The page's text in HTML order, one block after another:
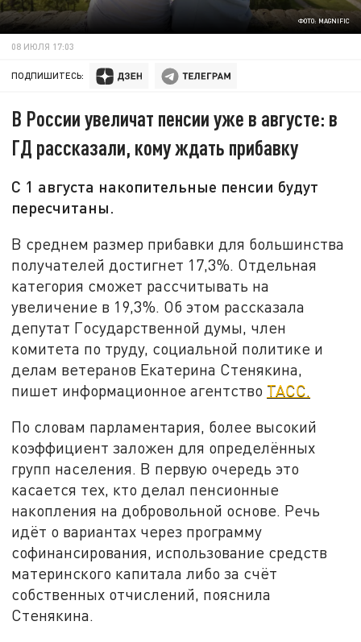
ФОТО: MAGNIFIC
08 ИЮЛЯ 17:03
ПОДПИШИТЕСЬ:
В России увеличат пенсии уже в августе: в
ГД рассказали, кому ждать прибавку
С 1 августа накопительные пенсии будут
пересчитаны.
В среднем размер прибавки для большинства
получателей достигнет 17,3%. Отдельная
категория сможет рассчитывать на
увеличение в 19,3%. Об этом рассказала
депутат Государственной думы, член
комитета по труду, социальной политике и
делам ветеранов Екатерина Стенякина,
пишет информационное агентство ТАСС.
По словам парламентария, более высокий
коэффициент заложен для определённых
групп населения. В первую очередь это
касается тех, кто делал пенсионные
накопления на добровольной основе. Речь
идёт о вариантах через программу
софинансирования, использование средств
материнского капитала либо за счёт
собственных отчислений, пояснила
Стенякина.